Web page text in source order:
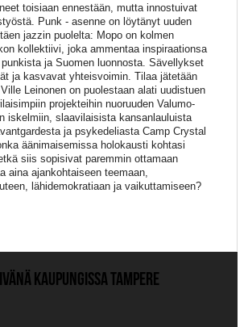
toisiaan ennestään, mutta innostuivat
Punk - asenne on löytänyt uuden
jazzin puolelta: Mopo on kolmen
kollektiivi, joka ammentaa inspiraationsa
ja Suomen luonnosta. Sävellykset
ja kasvavat yhteisvoimin. Tilaa jätetään
Leinonen on puolestaan alati uudistuen
projekteihin nuoruuden Valumo-
iskelmiin, slaavilaisista kansanlauluista
ja psykedeliasta Camp Crystal
äänimaisemissa holokausti kohtasi
siis sopisivat paremmin ottamaan
aina ajankohtaiseen teemaan,
lähidemokratiaan ja vaikuttamiseen?
KAUPUNGISSA TAMPERE